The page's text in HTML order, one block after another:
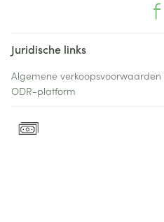
Juridische links
Algemene verkoopsvoorwaarden
ODR-platform